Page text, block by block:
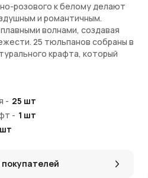
розового к белому делают
и романтичным.
волнами, создавая
25 тюльпанов собраны в
крафта, который
и сдержанно, не
деталями.
тюльпанов
несут в себе светлые
- 25 шт
- 1 шт
шт